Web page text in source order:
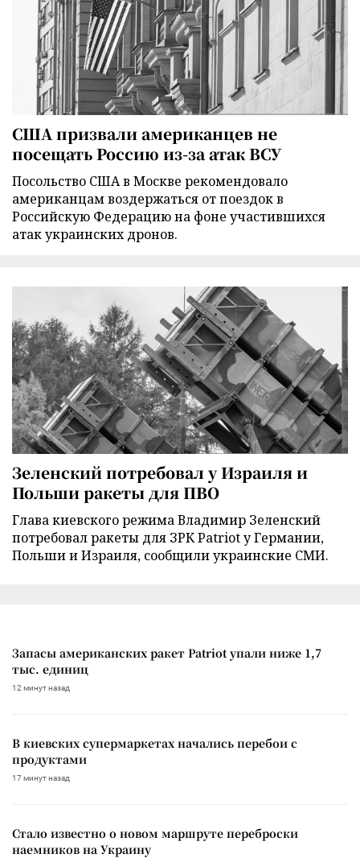
США призвали американцев не
посещать Россию из-за атак ВСУ
Посольство США в Москве рекомендовало
американцам воздержаться от поездок в
Российскую Федерацию на фоне участившихся
атак украинских дронов.
Зеленский потребовал у Израиля и
Польши ракеты для ПВО
Глава киевского режима Владимир Зеленский
потребовал ракеты для ЗРК Patriot у Германии,
Польши и Израиля, сообщили украинские СМИ.
Запасы американских ракет Patriot упали ниже 1,7
тыс. единиц
12 минут назад
В киевских супермаркетах начались перебои с
продуктами
17 минут назад
Стало известно о новом маршруте переброски
наемников на Украину